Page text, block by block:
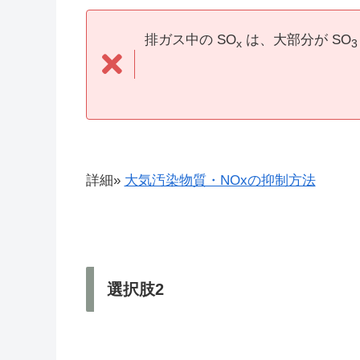
排ガス中の SOxは、大部分が SO3
詳細» 大気汚染物質・NOxの抑制方法
選択肢2